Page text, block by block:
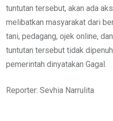
tuntutan tersebut, akan ada
melibatkan masyarakat dari
tani, pedagang, ojek online,
tuntutan tersebut tidak
pemerintah dinyatakan Gagal.
Reporter: Sevhia Narrulita